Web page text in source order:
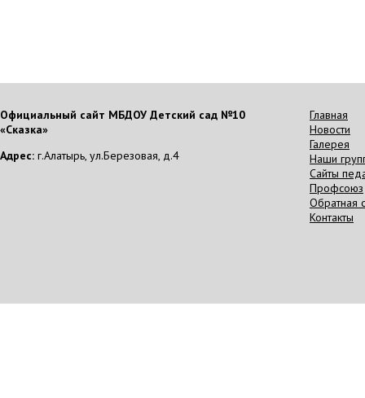
Официальный сайт МБДОУ Детский сад №10
«Сказка»
Адрес: г.Алатырь, ул.Березовая, д.4
Главная
Новости
Галерея
Наши
Сайты
Профсоюз
Обратная
Контакты